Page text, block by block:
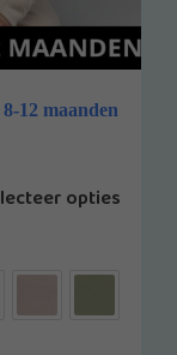
12 maanden
opties